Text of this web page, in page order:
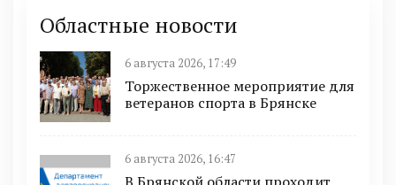
Областные новости
6 августа 2026, 17:49
Торжественное мероприятие для
ветеранов спорта в Брянске
6 августа 2026, 16:47